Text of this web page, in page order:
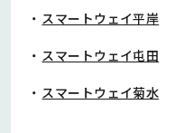
スマートウェイ平岸
スマートウェイ屯田
スマートウェイ菊水